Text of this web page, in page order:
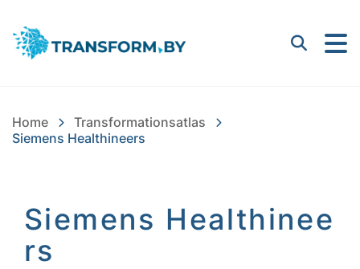
Bayern Innovativ GmbH
Suchen
Home
Transformationsatlas
Siemens Healthineers
Siemens Healthinee
rs